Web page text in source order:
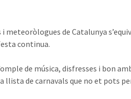
de Catalunya
continua.
de música, disfresses i bon
llista de carnavals que no et pots